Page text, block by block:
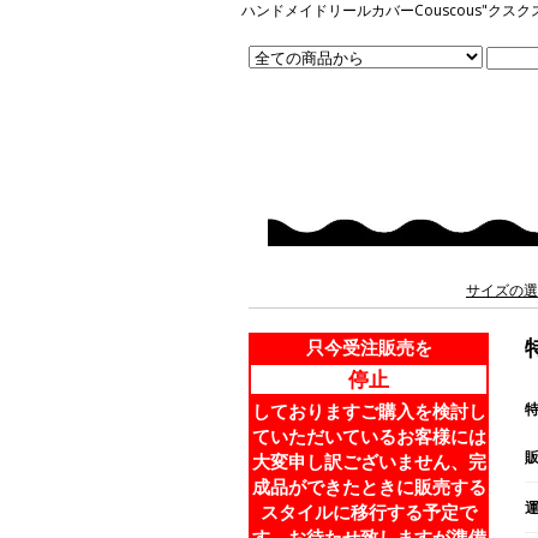
ハンドメイドリールカバーCouscous"クス
サイズの
只今受注販売を
停止
しておりますご購入を検討し
ていただいているお客様には
大変申し訳ございません、完
成品ができたときに販売する
スタイルに移行する予定で